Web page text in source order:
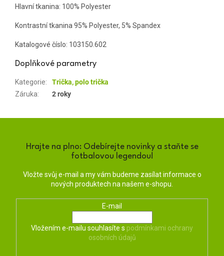
Hlavní tkanina: 100% Polyester
Kontrastní tkanina 95% Polyester, 5% Spandex
Katalogové číslo: 103150.602
Doplňkové parametry
Kategorie:
Trička, polo trička
Záruka: 2 roky
Hrajte na plno: Odebírejte novinky a staňte se
fotbalovou legendou!
Vložte svůj e-mail a my vám budeme zasílat informace o
nových produktech na našem e-shopu.
E-mail
Vložením e-mailu souhlasíte s podmínkami ochrany
osobních údajů